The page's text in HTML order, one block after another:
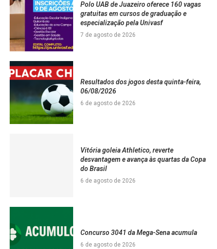
Polo UAB de Juazeiro oferece 160 vagas
gratuitas em cursos de graduação e
especialização pela Univasf
7 de agosto de 2026
Resultados dos jogos desta quinta-feira,
06/08/2026
6 de agosto de 2026
Vitória goleia Athletico, reverte
desvantagem e avança às quartas da Copa
do Brasil
6 de agosto de 2026
Concurso 3041 da Mega-Sena acumula
6 de agosto de 2026